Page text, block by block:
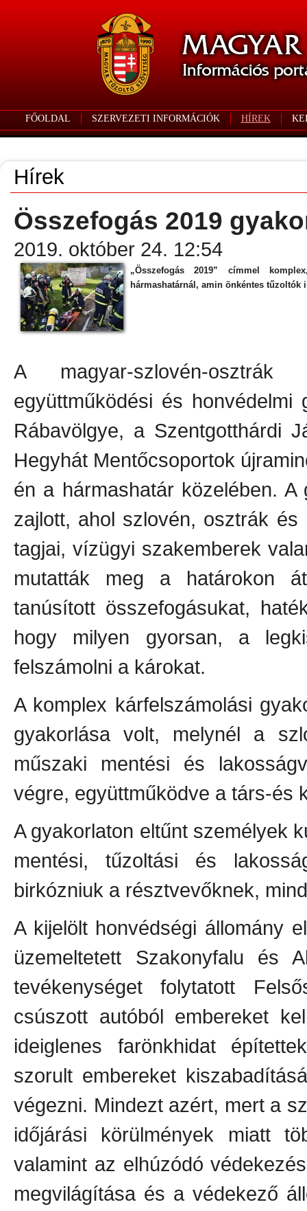
FŐOLDAL SZERVEZETI INFORMÁCIÓK HÍREK
Hírek
Összefogás 2019
2019. október 24. 12:54
„Összefogás 2019” címmel
hármashatárnál, amin önkéntes tűzoltók
A magyar-szlovén-osztrák
együttműködési és
Rábavölgye, a Szentgotthárdi
Hegyhát Mentőcsoportok
én a hármashatár közelében.
zajlott, ahol szlovén, osztrák
tagjai, vízügyi szakemberek
mutatták meg a határokon
tanúsított összefogásukat,
hogy milyen gyorsan, a
felszámolni a károkat.
A komplex kárfelszámolási
gyakorlása volt, melynél a
műszaki mentési és
végre, együttműködve a társ-és
A gyakorlaton eltűnt személyek
mentési, tűzoltási és
birkózniuk a résztvevőknek,
A kijelölt honvédségi állomány
üzemeltetett Szakonyfalu és
tevékenységet folytatott
csúszott autóból embereket
ideiglenes farönkhidat
szorult embereket
végezni. Mindezt azért, mert a
időjárási körülmények miatt
valamint az elhúzódó
megvilágítása és a védekező